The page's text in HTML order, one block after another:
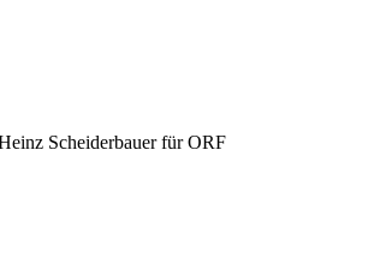
Scheiderbauer für ORF